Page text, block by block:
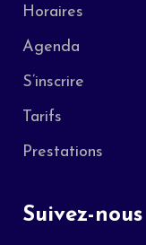
Horaires
Agenda
S’inscrire
Tarifs
Prestations
Suivez-nous